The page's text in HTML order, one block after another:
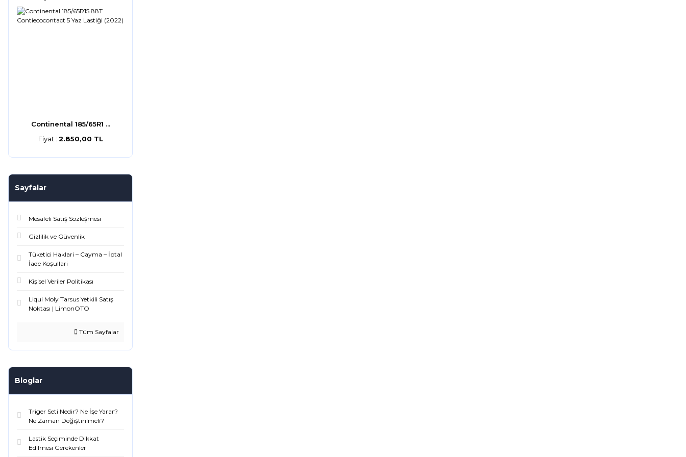
Continental 185/65R1 ...
Fiyat : 2.850,00 TL
Sayfalar
Mesafeli Satış Sözleşmesi
Gizlilik ve Güvenlik
Tüketici Haklari – Cayma – İptal
İade Koşullari
Kişisel Veriler Politikası
Liqui Moly Tarsus Yetkili Satış
Noktası | LimonOTO
Tüm Sayfalar
Bloglar
Triger Seti Nedir? Ne İşe Yarar?
Ne Zaman Değiştirilmeli?
Lastik Seçiminde Dikkat
Edilmesi Gerekenler